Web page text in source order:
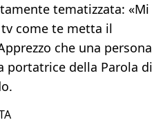
tematizzata: «Mi
come te metta il
che una persona
portatrice della Parola di